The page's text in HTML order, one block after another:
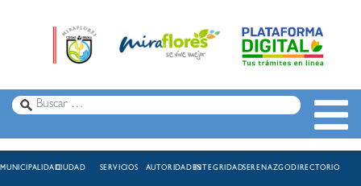
MUNICIPALIDADCIUDAD SERVICIOS AUTORIDADESINTEGRIDADSERENAZGODIRECTORIO